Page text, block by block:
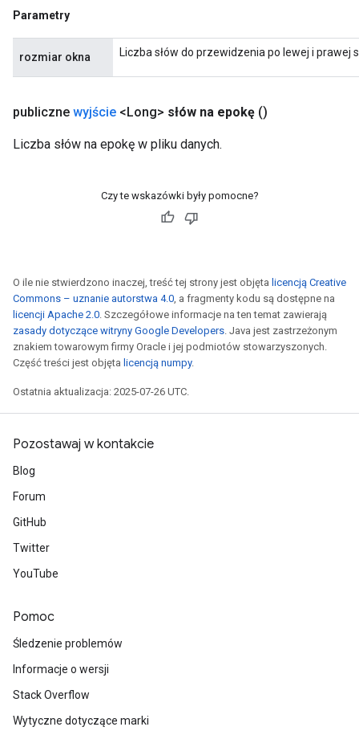
Parametry
rozmiar okna Liczba słów do przewidzenia po lewej i
publiczne wyjście <Long> słów na epokę ()
Liczba słów na epokę w pliku danych.
Czy te wskazówki były pomocne?
O ile nie stwierdzono inaczej, treść tej strony jest objęta licencją Creative
Commons – uznanie autorstwa 4.0, a fragmenty kodu są dostępne na
licencji Apache 2.0. Szczegółowe informacje na ten temat zawierają
zasady dotyczące witryny Google Developers. Java jest zastrzeżonym
znakiem towarowym firmy Oracle i jej podmiotów stowarzyszonych.
Część treści jest objęta licencją numpy.
Ostatnia aktualizacja: 2025-07-26 UTC.
Pozostawaj w kontakcie
Blog
Forum
GitHub
Twitter
YouTube
Pomoc
Śledzenie problemów
Informacje o wersji
Stack Overflow
Wytyczne dotyczące marki